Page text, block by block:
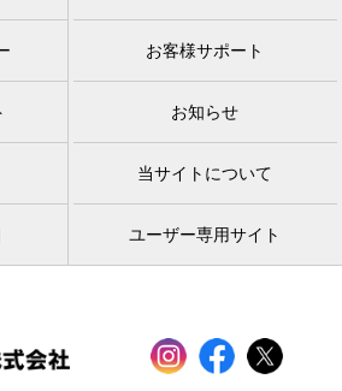
お客様サポート
お知らせ
当サイトについて
ユーザー専用サイト